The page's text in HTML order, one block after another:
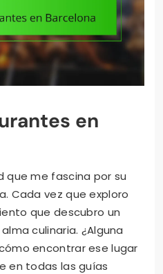
en
que me fascina por su
Cada vez que exploro
que descubro un
culinaria. ¿Alguna
encontrar ese lugar
en todas las guías